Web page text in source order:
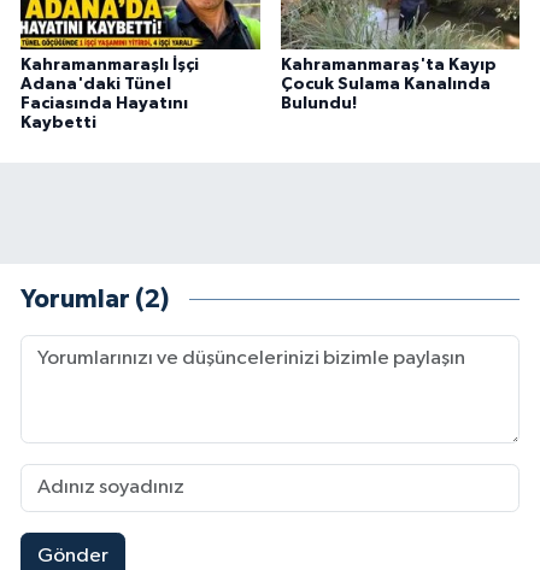
Kahramanmaraşlı İşçi
Adana'daki Tünel
Faciasında Hayatını
Kaybetti
Kahramanmaraş'ta Kayıp
Çocuk Sulama Kanalında
Bulundu!
Yorumlar (2)
Gönder
23:36 |Kahramanmaraş'ta Lüks Otomobil Dere